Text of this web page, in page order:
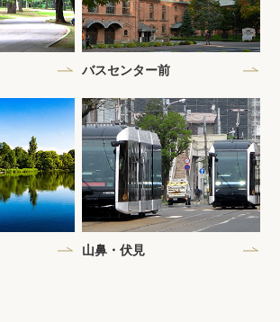
バスセンター前
山鼻・伏見